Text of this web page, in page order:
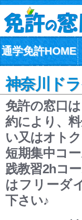
通学免許HOME
神奈川ド
免許の窓口
約により、
い又はオトク
短期集中コ
践教習2hコ
はフリーダ
下さい♪